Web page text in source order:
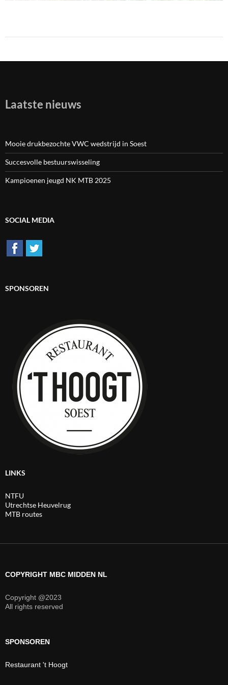
Laatste nieuws
Mooie drukbezochte VWC wedstrijd in Soest
Succesvolle bestuurswisseling
Kampioenen jeugd NK MTB 2025
SOCIAL MEDIA
SPONSOREN
LINKS
NTFU
Utrechtse Heuvelrug
MTB routes
COPYRIGHT MBC MIDDEN NL
Copyright @2023
All rights reserved
SPONSOREN
Restaurant 't Hoogt